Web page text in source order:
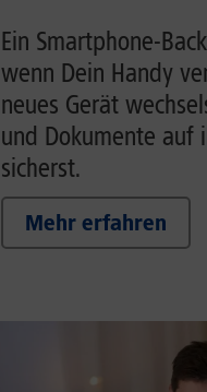
Ein Smartphone-
wenn Dein Handy
neues Gerät
und Dokumente auf
sicherst.
Mehr erfahren